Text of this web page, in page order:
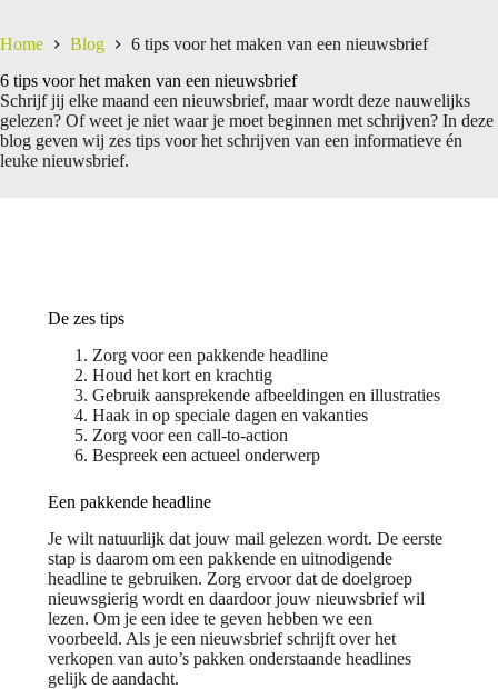
Home Blog
6 tips voor het maken van een nieuwsbrief
6 tips voor het maken van een nieuwsbrief
Schrijf jij elke maand een nieuwsbrief, maar wordt deze nauwelijks
gelezen? Of weet je niet waar je moet beginnen met schrijven? In deze
blog geven wij zes tips voor het schrijven van een informatieve én
leuke nieuwsbrief.
De zes tips
Zorg voor een pakkende headline
Houd het kort en krachtig
Gebruik aansprekende afbeeldingen en illustraties
Haak in op speciale dagen en vakanties
Zorg voor een call-to-action
Bespreek een actueel onderwerp
Een pakkende headline
Je wilt natuurlijk dat jouw mail gelezen wordt. De eerste
stap is daarom om een pakkende en uitnodigende
headline te gebruiken. Zorg ervoor dat de doelgroep
nieuwsgierig wordt en daardoor jouw nieuwsbrief wil
lezen. Om je een idee te geven hebben we een
voorbeeld. Als je een nieuwsbrief schrijft over het
verkopen van auto’s pakken onderstaande headlines
gelijk de aandacht.